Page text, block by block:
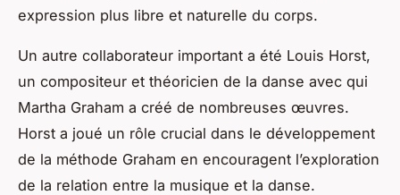
expression plus libre et naturelle du corps.
Un autre collaborateur important a été Louis Horst,
un compositeur et théoricien de la danse avec qui
Martha Graham a créé de nombreuses œuvres.
Horst a joué un rôle crucial dans le développement
de la méthode Graham en encouragent l’exploration
de la relation entre la musique et la danse.